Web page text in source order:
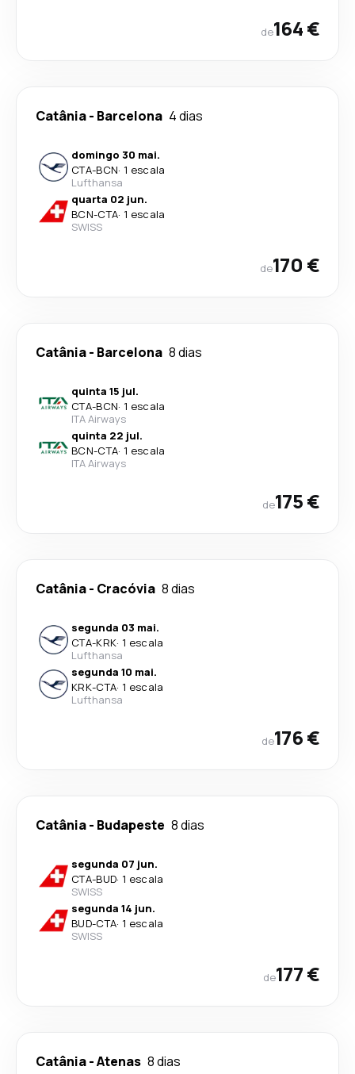
de164 €
Catânia- Barcelona 4 dias
domingo 30 mai.
CTA-BCN· 1 escala
Lufthansa
quarta 02 jun.
BCN-CTA· 1 escala
SWISS
de170 €
Catânia- Barcelona 8 dias
quinta 15 jul.
CTA-BCN· 1 escala
ITA Airways
quinta 22 jul.
BCN-CTA· 1 escala
ITA Airways
de175 €
Catânia- Cracóvia 8 dias
segunda 03 mai.
CTA-KRK· 1 escala
Lufthansa
segunda 10 mai.
KRK-CTA· 1 escala
Lufthansa
de176 €
Catânia- Budapeste 8 dias
segunda 07 jun.
CTA-BUD· 1 escala
SWISS
segunda 14 jun.
BUD-CTA· 1 escala
SWISS
de177 €
Catânia-Atenas 8 dias